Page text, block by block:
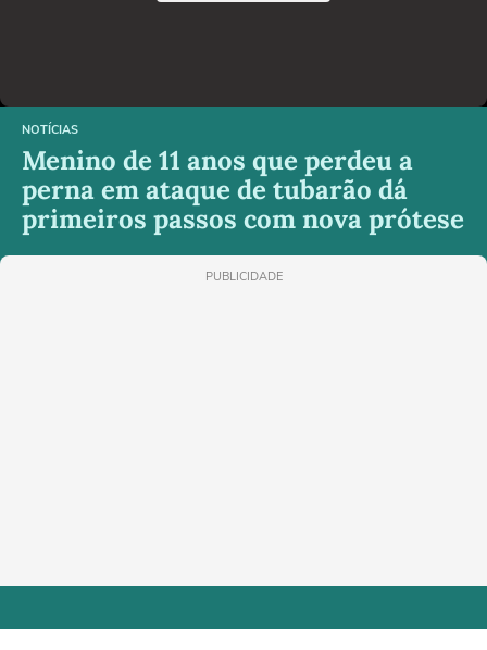
NOTÍCIAS
Menino de 11 anos que perdeu a
perna em ataque de tubarão dá
primeiros passos com nova prótese
PUBLICIDADE